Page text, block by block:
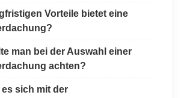
Vorteile bietet eine
man bei der Auswahl einer
achten?
sich mit der